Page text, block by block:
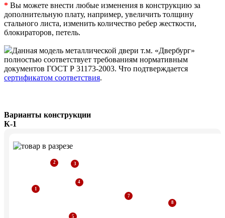
* Вы можете внести любые изменения в конструкцию за
дополнительную плату, например, увеличить толщину
стального листа, изменить количество ребер жесткости,
блокираторов, петель.
Данная модель металлической двери т.м. «Двербург»
полностью соответствует требованиям нормативным
документов ГОСТ Р 31173-2003. Что подтверждается
сертификатом соответствия.
Варианты конструкции
К-1